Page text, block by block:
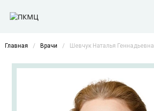
Главная / Врачи / Шевчук Наталья Геннадьевна